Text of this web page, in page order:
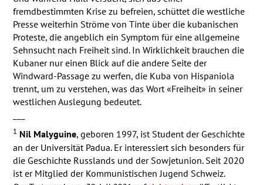
fremdbestimmten Krise zu befreien, schüttet die westliche
Presse weiterhin Ströme von Tinte über die kubanischen
Proteste, die angeblich ein Symptom für eine allgemeine
Sehnsucht nach Freiheit sind. In Wirklichkeit brauchen die
Kubaner nur einen Blick auf die andere Seite der
Windward-Passage zu werfen, die Kuba von Hispaniola
trennt, um zu verstehen, was das Wort «Freiheit» in seiner
westlichen Auslegung bedeutet.
1 Nil Malyguine, geboren 1997, ist Student der Geschichte
an der Universität Padua. Er interessiert sich besonders für
die Geschichte Russlands und der Sowjetunion. Seit 2020
ist er Mitglied der Kommunistischen Jugend Schweiz.